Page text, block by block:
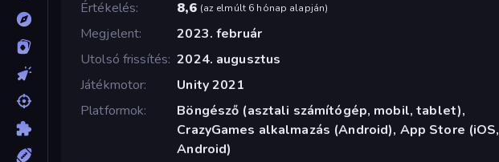
Értékelés
8,6 (az elmúlt 6 hónap alapján)
Megjelent
2023. február
Utolsó frissítés 2024. augusztus
Játékmotor
Unity 2021
Platformok
Böngésző (asztali számítógép, mobil, tablet),
CrazyGames alkalmazás (Android), App Store (iOS,
Android)